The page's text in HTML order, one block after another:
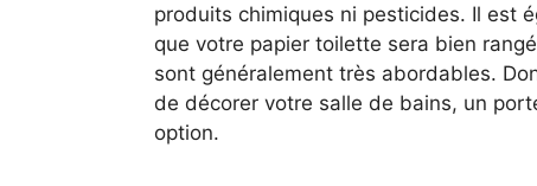
produits chimiques ni pesticides. Il est
que votre papier toilette sera bien
sont généralement très abordables.
de décorer votre salle de bains, un
option.